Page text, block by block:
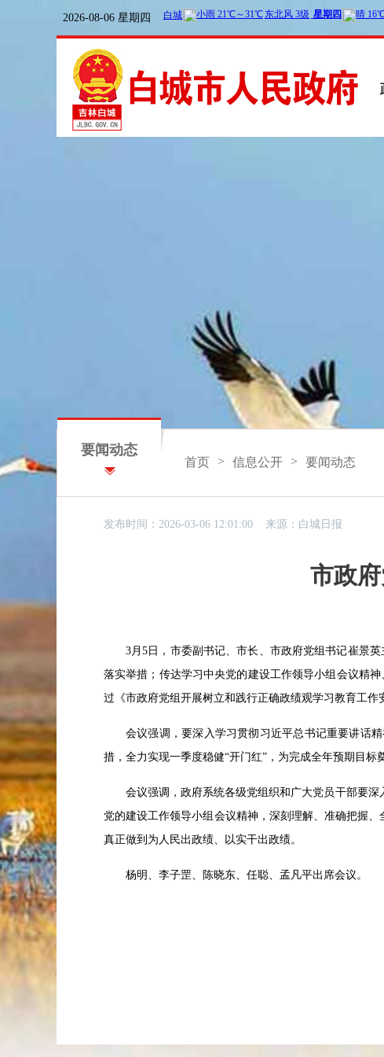
2026-08-06 星期四
要闻动态
首页 > 信息公开 > 要闻动态
发布时间：2026-03-06 12:01:00 来源： 白城日报
市政
3月5 日，市委副书记、市长、市政府党组书记崔景
落实举措；传达学习中央党的建设工作领导小组会议精
过《市政府党组开展树立和践行正确政绩观学习教育工作
会议强调，要深入学习贯彻习近平总书记重要讲话
措，全力实现一季度稳健“开门红” ，为完成全年预期目标
会议强调，政府系统各级党组织和广大党员干部要
党的建设工作领导小组会议精神，深刻理解、准确把握、
真正做到为人民出政绩、以实干出政绩。
杨明、李子罡、陈晓东、任聪、孟凡平出席会议。